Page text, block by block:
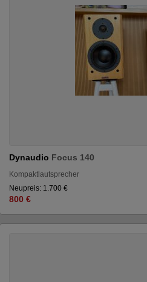
Dynaudio Focus 140
Kompaktlautsprecher
Neupreis: 1.700 €
800 €